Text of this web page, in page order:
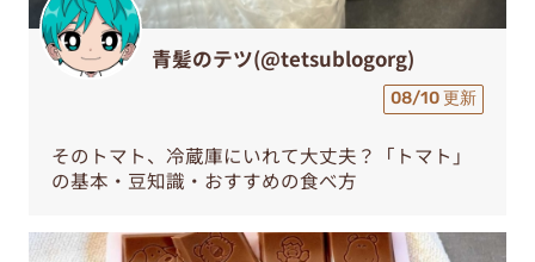
青髪のテツ(@tetsublogorg)
08/10 更新
そのトマト、冷蔵庫にいれて大丈夫？「トマト」
の基本・豆知識・おすすめの食べ方